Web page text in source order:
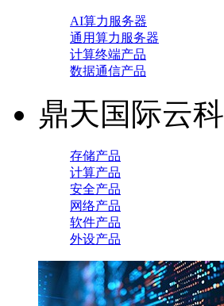
AI算力服务器
通用算力服务器
计算终端产品
数据通信产品
鼎天国际云科
存储产品
计算产品
安全产品
网络产品
软件产品
外设产品